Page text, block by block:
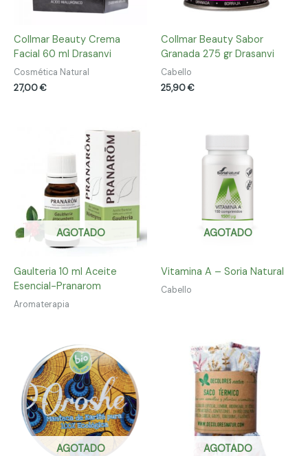
Collmar Beauty Crema
Facial 60 ml Drasanvi
Cosmética Natural
27,00€
Collmar Beauty Sabor
Granada 275 gr Drasanvi
Cabello
25,90€
AGOTADO
Gaulteria 10 ml Aceite
Esencial-Pranarom
Aromaterapia
AGOTADO
Vitamina A – Soria Natural
Cabello
AGOTADO AGOTADO